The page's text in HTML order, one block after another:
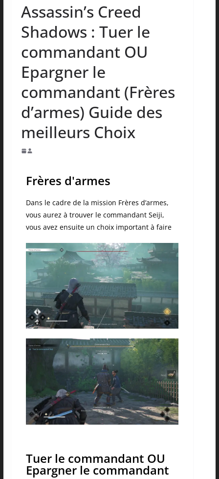
Assassin’s Creed
Shadows : Tuer le
commandant OU
Epargner le
commandant (Frères
d’armes) Guide des
meilleurs Choix
Frères d'armes
Dans le cadre de la mission Frères d’armes,
vous aurez à trouver le commandant Seiji,
vous avez ensuite un choix important à faire
Tuer le commandant OU
Epargner le commandant